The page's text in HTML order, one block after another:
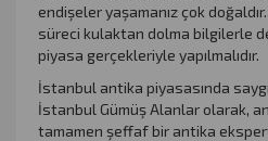
endişeler yaşamanız çok
süreci kulaktan dolma bilgilerle
piyasa gerçekleriyle yapılmalıdır.
İstanbul antika piyasasında
İstanbul Gümüş Alanlar olarak,
tamamen şeffaf bir antika